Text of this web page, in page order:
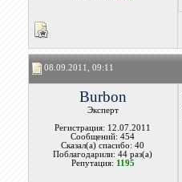
08.09.2011, 09:11
Burbon
Эксперт
Регистрация: 12.07.2011
Сообщений: 454
Сказал(а) спасибо: 40
Поблагодарили: 44 раз(а)
Репутация: 1195